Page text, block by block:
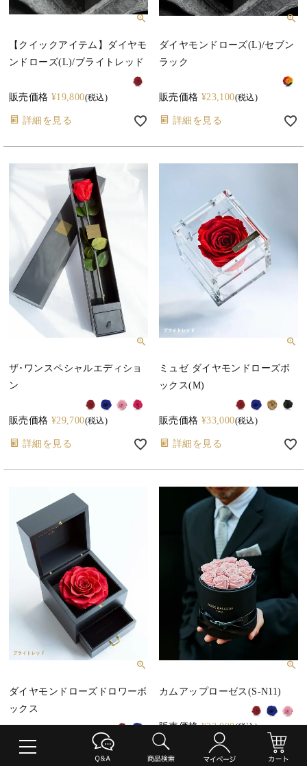
【クイックアイテム】ダイヤモ
ンドローズ(L)/ブライトレッド
販売価格 ¥19,800 税込
詳細を見る
ダイヤモンドローズ(L)/セブン
ラック
販売価格 ¥23,100 税込
詳細を見る
ザ･ワンスペシャルエディショ
ン
販売価格 ¥29,700 税込
詳細を見る
ミュゼ ダイヤモンドローズボ
ックス(M)
販売価格 ¥33,000 税込
詳細を見る
ダイヤモンドローズドロワーボ
ックス
販売価格 税込
カムアップローゼス(S-N11)
販売価格 ¥33,000 税込
詳細を見る